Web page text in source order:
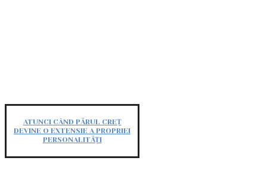
ATUNCI CÂND PĂRUL CREȚ
DEVINE O EXTENSIE A PROPRIEI
PERSONALITĂȚI